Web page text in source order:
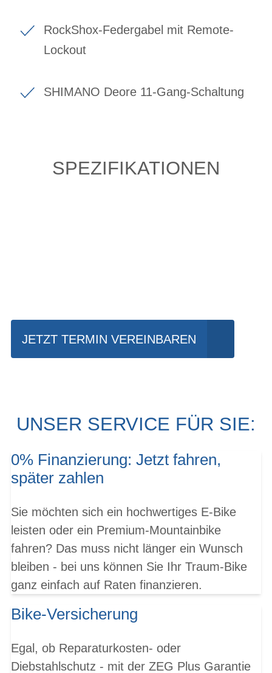
RockShox-Federgabel mit Remote-
Lockout
SHIMANO Deore 11-Gang-Schaltung
SPEZIFIKATIONEN
JETZT TERMIN VEREINBAREN
UNSER SERVICE FÜR SIE:
0% Finanzierung: Jetzt fahren,
später zahlen
Sie möchten sich ein hochwertiges E-Bike
leisten oder ein Premium-Mountainbike
fahren? Das muss nicht länger ein Wunsch
bleiben - bei uns können Sie Ihr Traum-Bike
ganz einfach auf Raten finanzieren.
Bike-Versicherung
Egal, ob Reparaturkosten- oder
Diebstahlschutz - mit der ZEG Plus Garantie